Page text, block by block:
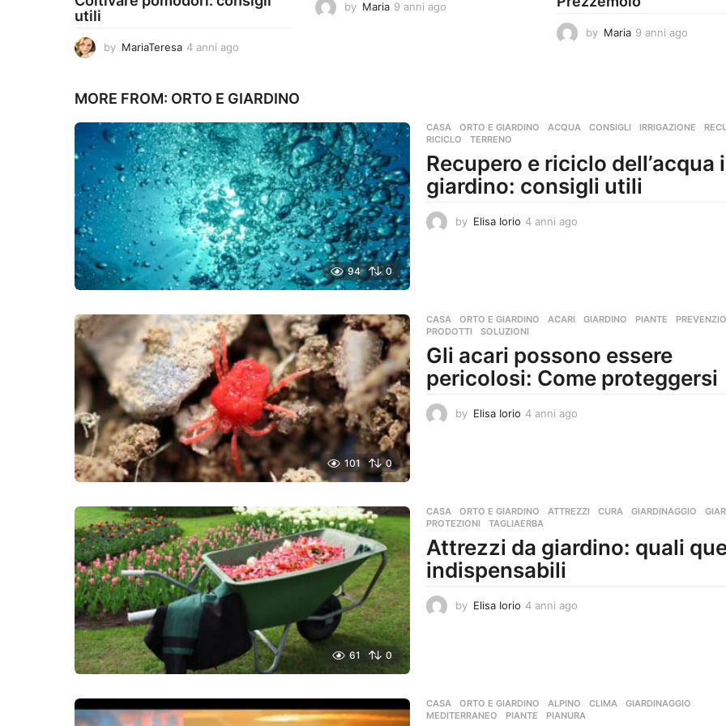
utili
by MariaTeresa 4 anni ago
n
a
g
o
by Maria 9 anni ago
by Maria 9 anni ago
g
MORE FROM: ORTO E GIARDINO
94 0
CASA ,ORTO E GIARDINO ACQUA ,CONSIGLI ,IRRIGAZIONE ,
RICICLO
,TERRENO
Recupero e riciclo dell’acqua
giardino: consigli utili
by Elisa Iorio 4 anni ago
101 0
CASA ,ORTO E GIARDINO ACARI ,GIARDINO ,PIANTE ,
PRODOTTI
,SOLUZIONI
Gli acari possono essere
pericolosi: Come proteggersi
by Elisa Iorio 4 anni ago
g
61 0
CASA ,ORTO E GIARDINO ATTREZZI ,CURA ,GIARDINAGGIO ,
PROTEZIONI
,TAGLIAERBA
Attrezzi da giardino: quali
indispensabili
by Elisa Iorio 4 anni ago
g
o
CASA ,ORTO E GIARDINO ALPINO ,CLIMA ,GIARDINAGGIO
MEDITERRANEO
,PIANTE ,PIANURA